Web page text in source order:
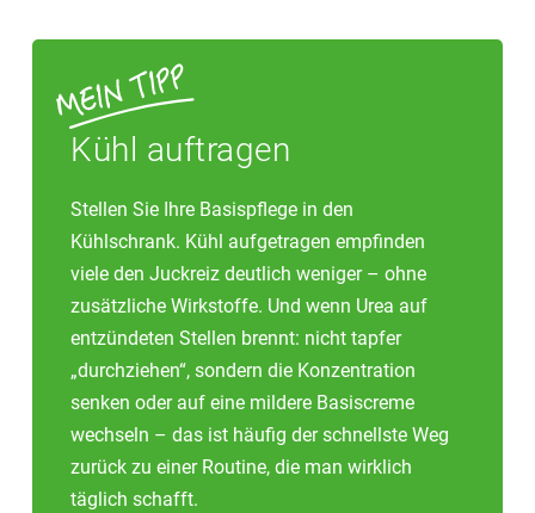
Kühl auftragen
Stellen Sie Ihre Basispflege in den
Kühlschrank. Kühl aufgetragen empfinden
viele den Juckreiz deutlich weniger – ohne
zusätzliche Wirkstoffe. Und wenn Urea auf
entzündeten Stellen brennt: nicht tapfer
„durchziehen“, sondern die Konzentration
senken oder auf eine mildere Basiscreme
wechseln – das ist häufig der schnellste Weg
zurück zu einer Routine, die man wirklich
täglich schafft.